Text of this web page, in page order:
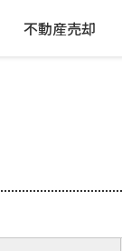
不動産売却